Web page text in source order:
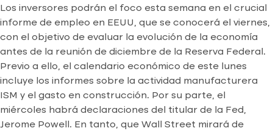
Los inversores podrán el foco esta semana en el crucial
informe de empleo en EEUU, que se conocerá el viernes,
con el objetivo de evaluar la evolución de la economía
antes de la reunión de diciembre de la Reserva Federal.
Previo a ello, el calendario económico de este lunes
incluye los informes sobre la actividad manufacturera
ISM y el gasto en construcción. Por su parte, el
miércoles habrá declaraciones del titular de la Fed,
Jerome Powell. En tanto, que Wall Street mirará de